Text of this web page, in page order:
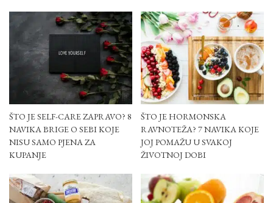
ŠTO JE SELF-CARE ZAPRAVO? 8
NAVIKA BRIGE O SEBI KOJE
NISU SAMO PJENA ZA
KUPANJE
ŠTO JE HORMONSKA
RAVNOTEŽA? 7 NAVIKA KOJE
JOJ POMAŽU U SVAKOJ
ŽIVOTNOJ DOBI